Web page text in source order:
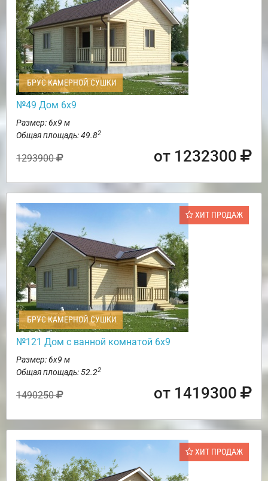
БРУС КАМЕРНОЙ СУШКИ
№49 Дом 6х9
Размер: 6х9 м
Общая площадь: 49.82
1293900 от 1232300
ХИТ ПРОДАЖ
БРУС КАМЕРНОЙ СУШКИ
№121 Дом с ванной комнатой 6х9
Размер: 6х9 м
Общая площадь: 52.22
1490250 от 1419300
ХИТ ПРОДАЖ